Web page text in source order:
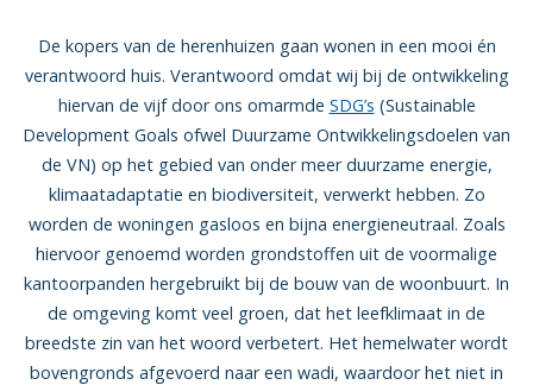
De kopers van de herenhuizen gaan wonen in een mooi én
verantwoord huis. Verantwoord omdat wij bij de ontwikkeling
hiervan de vijf door ons omarmde SDG’s (Sustainable
Development Goals ofwel Duurzame Ontwikkelingsdoelen van
de VN) op het gebied van onder meer duurzame energie,
klimaatadaptatie en biodiversiteit, verwerkt hebben. Zo
worden de woningen gasloos en bijna energieneutraal. Zoals
hiervoor genoemd worden grondstoffen uit de voormalige
kantoorpanden hergebruikt bij de bouw van de woonbuurt. In
de omgeving komt veel groen, dat het leefklimaat in de
breedste zin van het woord verbetert. Het hemelwater wordt
bovengronds afgevoerd naar een wadi, waardoor het niet in